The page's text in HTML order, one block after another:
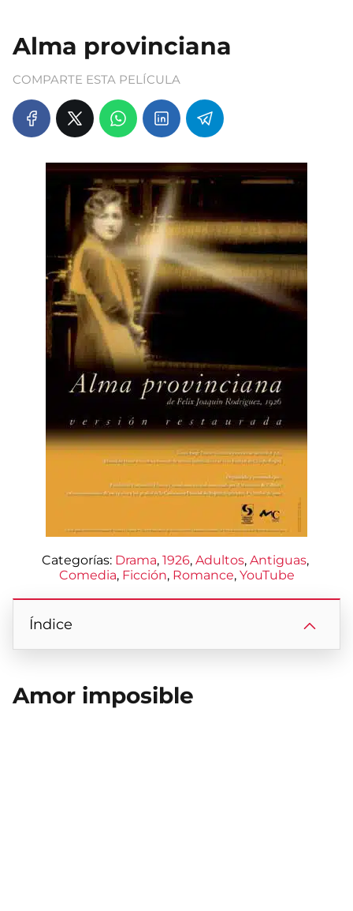
Alma provinciana
COMPARTE ESTA PELÍCULA
Categorías: Drama, 1926, Adultos, Antiguas,
Comedia, Ficción, Romance, YouTube
Índice
Amor imposible